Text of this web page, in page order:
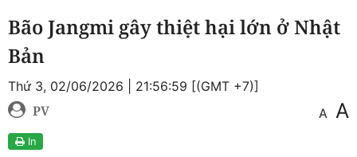
Bão Jangmi gây thiệt hại lớn ở Nhật
Bản
Thứ 3, 02/06/2026 | 21:56:59 [(GMT +7)]
PV A A
In